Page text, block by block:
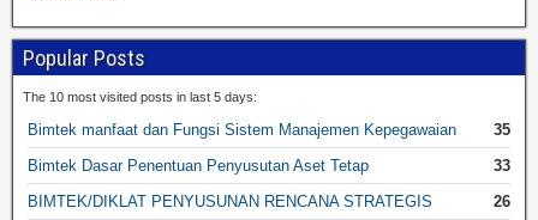
Popular Posts
The 10 most visited posts in last 5 days:
Bimtek manfaat dan Fungsi Sistem Manajemen Kepegawaian
35
Bimtek Dasar Penentuan Penyusutan Aset Tetap
33
BIMTEK/DIKLAT PENYUSUNAN RENCANA STRATEGIS
26